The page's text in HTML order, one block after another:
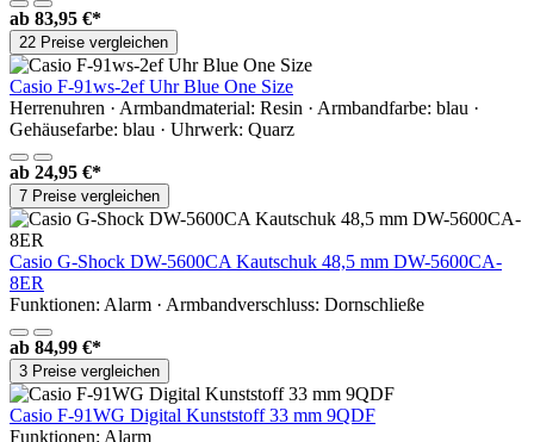
ab 83,95 €*
22 Preise vergleichen
Casio F-91ws-2ef Uhr Blue One Size
Herrenuhren · Armbandmaterial: Resin · Armbandfarbe: blau ·
Gehäusefarbe: blau · Uhrwerk: Quarz
ab 24,95 €*
7 Preise vergleichen
Casio G-Shock DW-5600CA Kautschuk 48,5 mm DW-5600CA-
8ER
Funktionen: Alarm · Armbandverschluss: Dornschließe
ab 84,99 €*
3 Preise vergleichen
Casio F-91WG Digital Kunststoff 33 mm 9QDF
Funktionen: Alarm